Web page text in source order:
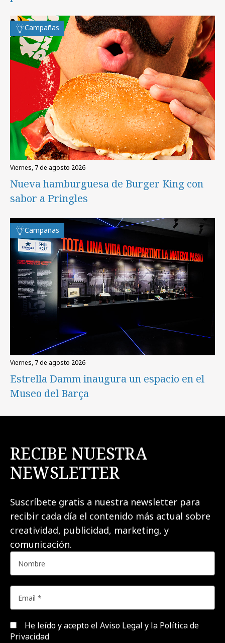
Campañas
viernes, 7 de agosto 2026
Nueva hamburguesa de Burger King con
sabor a Pringles
Campañas
viernes, 7 de agosto 2026
Estrella Damm inaugura un espacio en el
Museo del Barça
RECIBE NUESTRA
NEWSLETTER
Suscríbete gratis a nuestra newsletter para
recibir cada día el contenido más actual sobre
creatividad, publicidad, marketing, y
comunicación.
He leído y acepto el Aviso Legal y la Política de
Privacidad